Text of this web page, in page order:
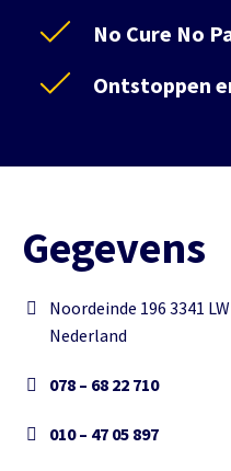
No Cure No
Ontstoppen
Gegevens
Noordeinde 196 3341
Nederland
078 – 68 22 710
010 – 47 05 897